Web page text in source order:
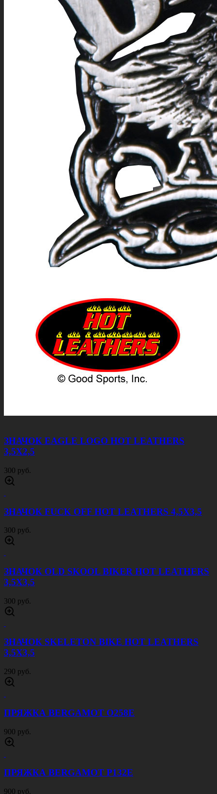
ЗНАЧОК EAGLE LOGO HOT LEATHERS
3,5Х2,5
300 руб.
ЗНАЧОК FUCK OFF HOT LEATHERS 4,5Х3,5
300 руб.
ЗНАЧОК OLD SKOOL BIKER HOT LEATHERS
3,5Х3,5
300 руб.
ЗНАЧОК SKELETON BIKE HOT LEATHERS
3,5Х3,5
290 руб.
ПРЯЖКА BERGAMOT O258E
900 руб.
ПРЯЖКА BERGAMOT P132E
900 руб.